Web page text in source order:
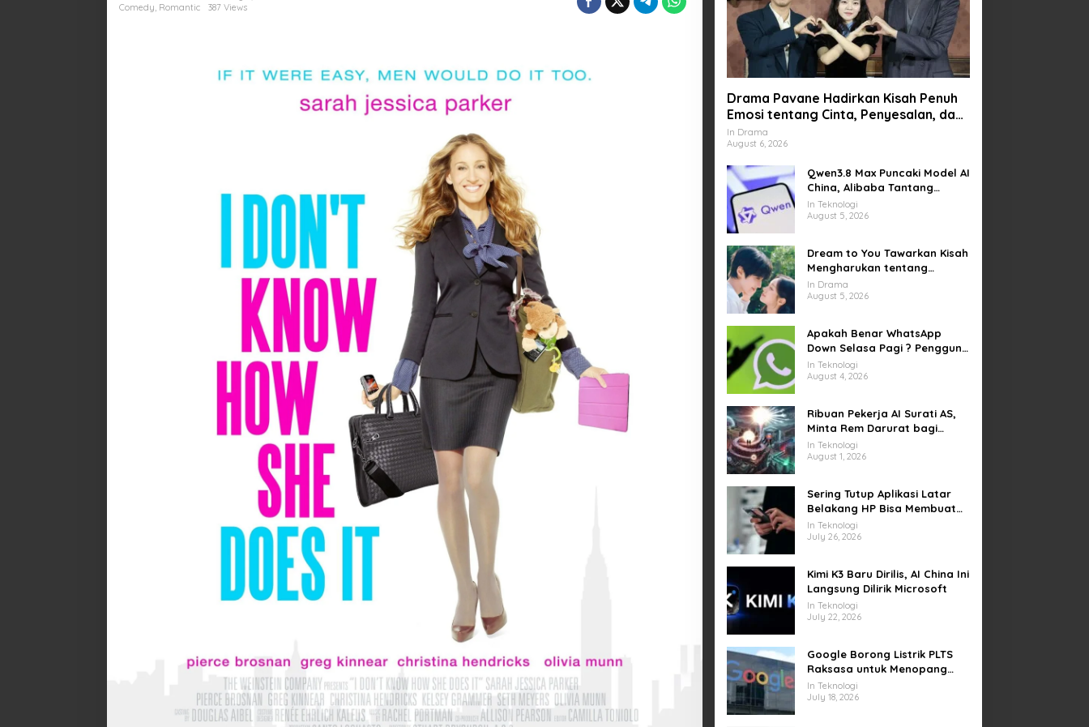
Kisah
Multitasking
Comedy, Romantic 387 Views
Drama Pavane Hadirkan Kisah Penuh
Emosi tentang Cinta, Penyesalan, dan
Kesempatan Memulai Kembali
In Drama
August 6, 2026
Qwen3.8 Max Puncaki Model AI
China, Alibaba Tantang
Pemain Global
In Teknologi
August 5, 2026
Dream to You Tawarkan Kisah
Mengharukan tentang
Perjuangan Meraih Mimpi
yang Sempat Tertunda
In Drama
August 5, 2026
Apakah Benar WhatsApp
Down Selasa Pagi ? Pengguna
Kesulitan Kirim Gambar dan
Video di Sejumlah Wilayah
In Teknologi
August 4, 2026
Ribuan Pekerja AI Surati AS,
Minta Rem Darurat bagi
Teknologi Canggih
In Teknologi
August 1, 2026
Sering Tutup Aplikasi Latar
Belakang HP Bisa Membuat
Baterai Lebih Boros
In Teknologi
July 26, 2026
Kimi K3 Baru Dirilis, AI China Ini
Langsung Dilirik Microsoft
In Teknologi
July 22, 2026
Google Borong Listrik PLTS
Raksasa untuk Menopang
Pusat Data dan AI
In Teknologi
July 18, 2026